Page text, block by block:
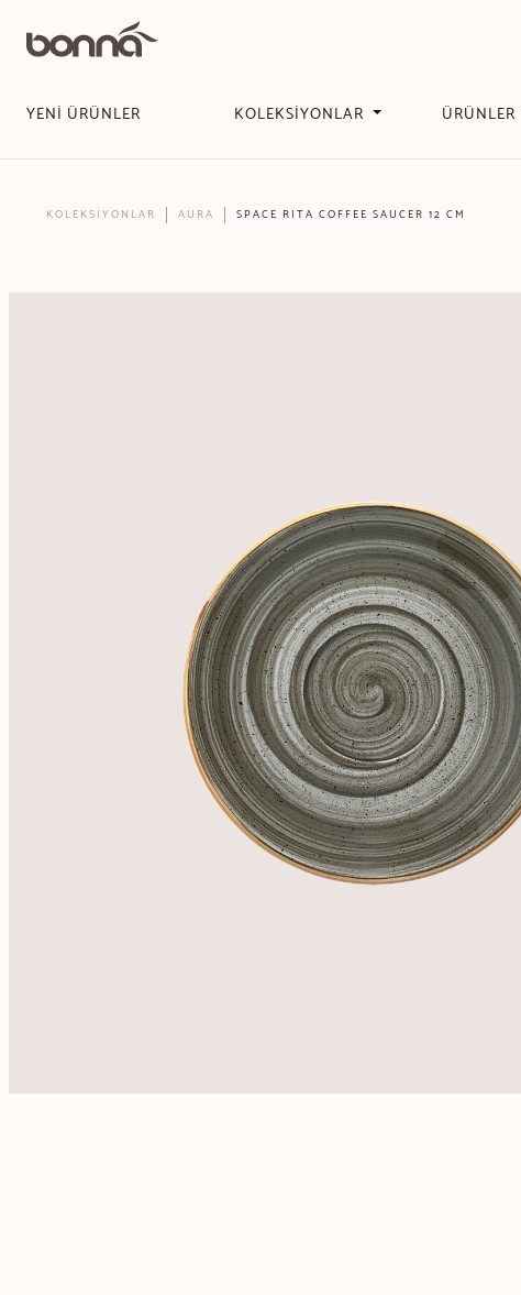
YENİ ÜRÜNLER KOLEKSİYONLAR ÜRÜNLER
KOLEKSİYONLAR AURA SPACE RITA COFFEE SAUCER 12 CM